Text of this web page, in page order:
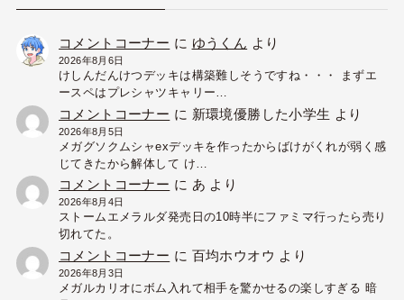
コメントコーナー に ゆうくん より
2026年8月6日
けしんだんけつデッキは構築難しそうですね・・・ まずエ
ースペはプレシャツキャリー…
コメントコーナー に 新環境優勝した小学生 より
2026年8月5日
メガグソクムシャexデッキを作ったからばけがくれが弱く感
じてきたから解体して け…
コメントコーナー に あ より
2026年8月4日
ストームエメラルダ発売日の10時半にファミマ行ったら売り
切れてた。
コメントコーナー に 百均ホウオウ より
2026年8月3日
メガルカリオにボム入れて相手を驚かせるの楽しすぎる 暗